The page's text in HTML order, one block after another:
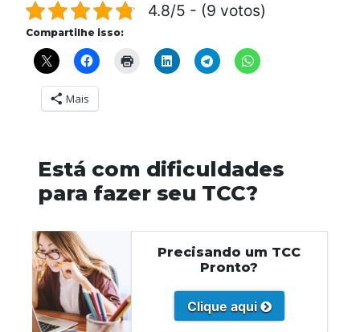
4.8/5 - (9 votos)
Compartilhe isso:
Mais
Está com dificuldades
para fazer seu TCC?
Precisando um TCC
Pronto?
Clique aqui